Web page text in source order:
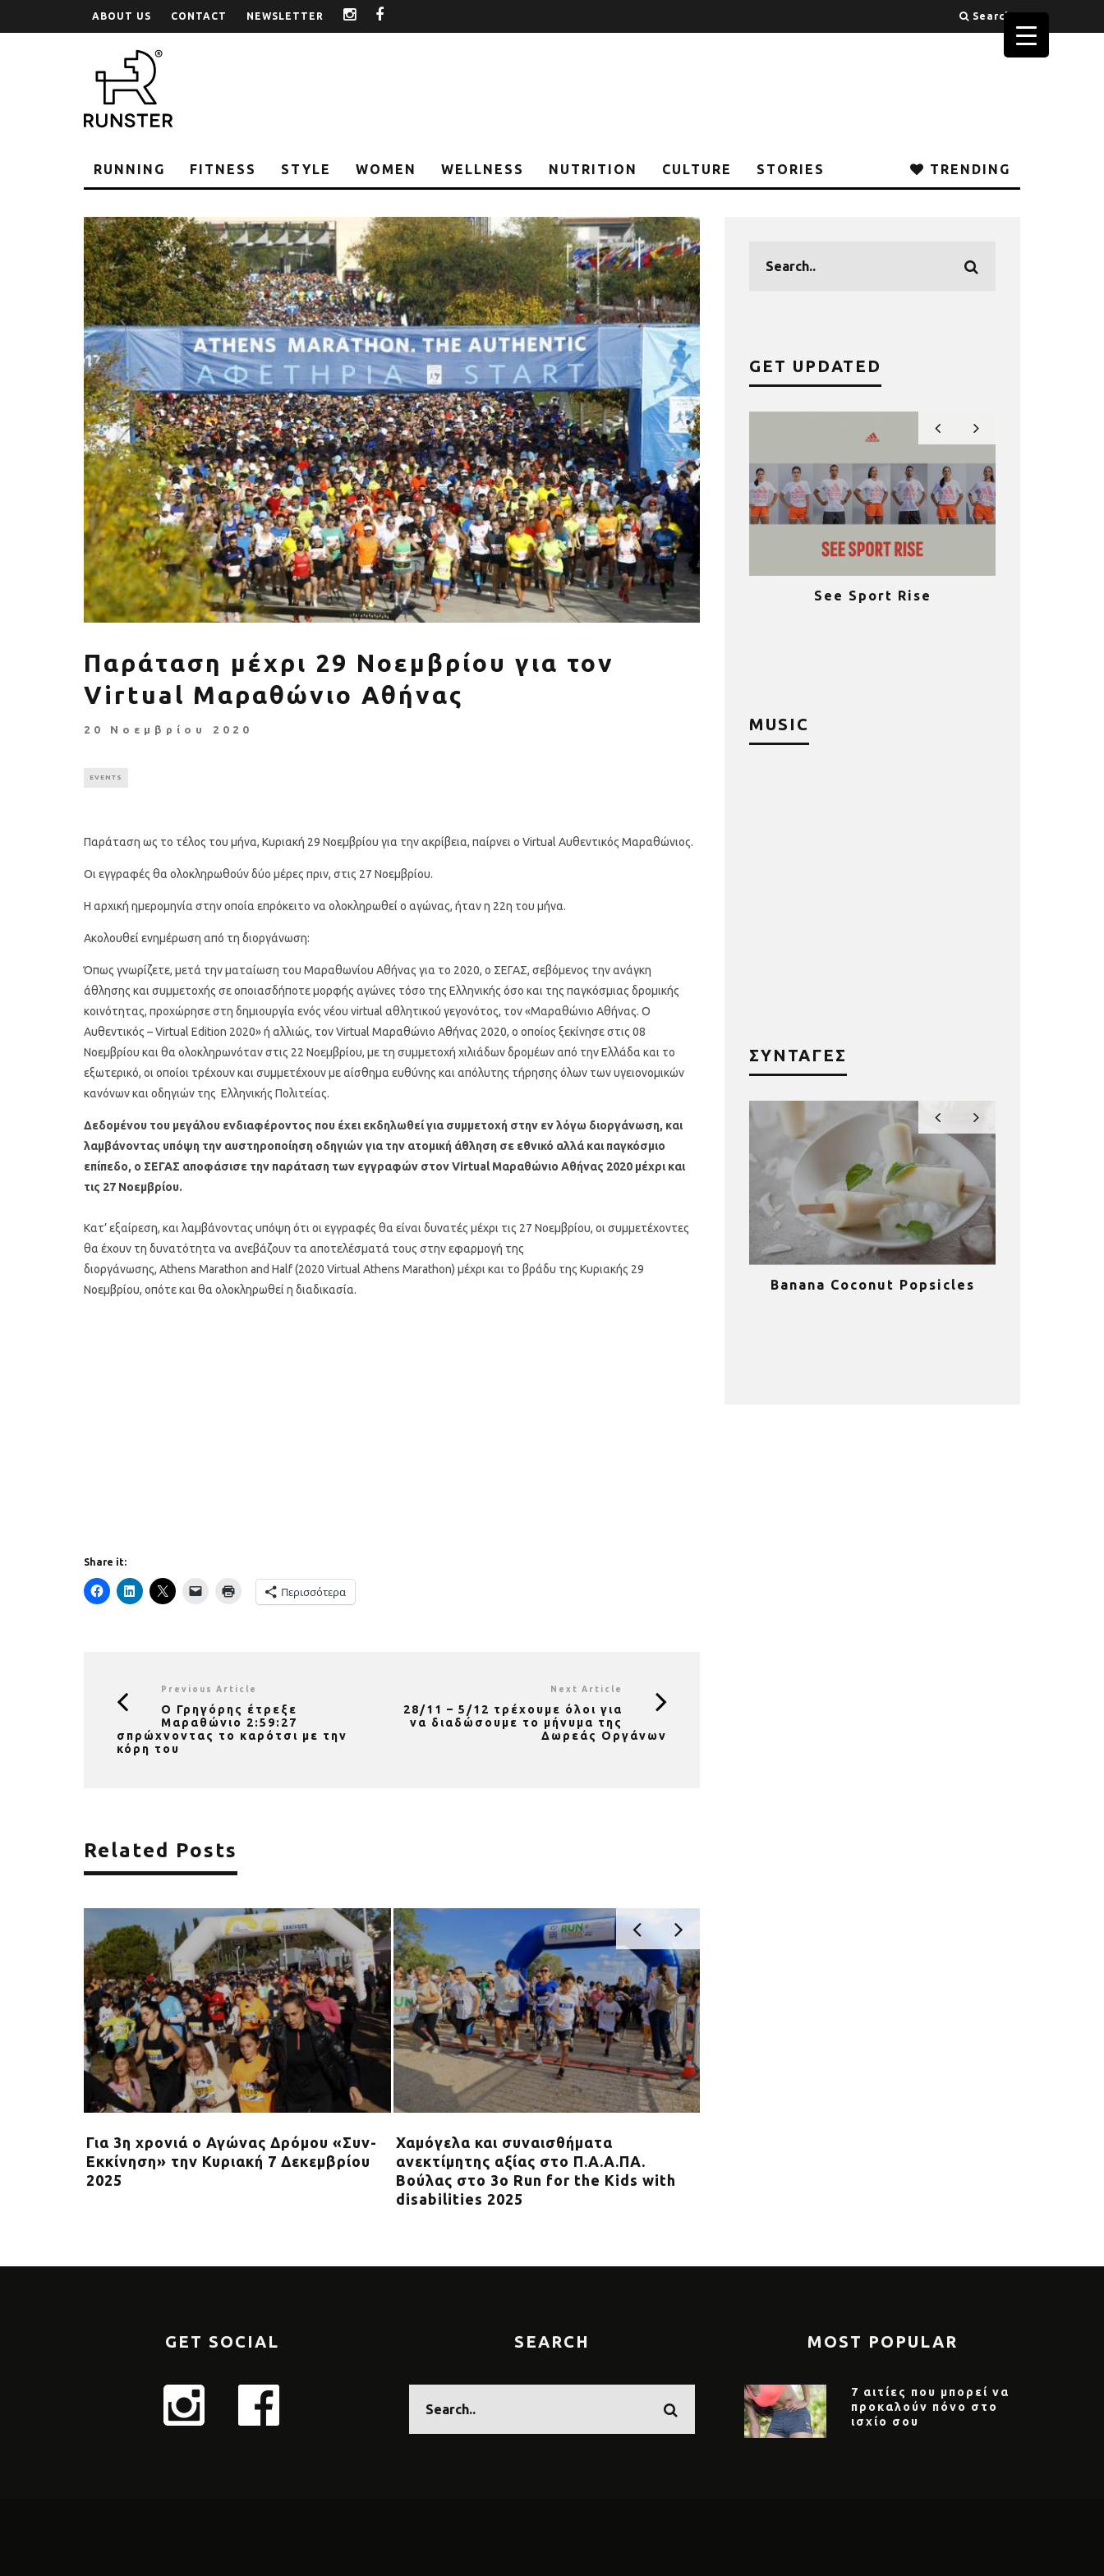
ABOUT US CONTACT NEWSLETTER instagram Search
RUNNING FITNESS STYLE WOMEN WELLNESS NUTRITION CULTURE STORIES TRENDING
Παράταση μέχρι 29 Νοεμβρίου για τον
Virtual Μαραθώνιο Αθήνας
20 Νοεμβρίου 2020
EVENTS
Παράταση ως το τέλος του μήνα, Κυριακή 29 Νοεμβρίου για την ακρίβεια, παίρνει ο Virtual Αυθεντικός Μαραθώνιος.
Οι εγγραφές θα ολοκληρωθούν δύο μέρες πριν, στις 27 Νοεμβρίου.
Η αρχική ημερομηνία στην οποία επρόκειτο να ολοκληρωθεί ο αγώνας, ήταν η 22η του μήνα.
Ακολουθεί ενημέρωση από τη διοργάνωση:
Όπως γνωρίζετε, μετά την ματαίωση του Μαραθωνίου Αθήνας για το 2020, ο ΣΕΓΑΣ, σεβόμενος την ανάγκη
άθλησης και συμμετοχής σε οποιασδήποτε μορφής αγώνες τόσο της Ελληνικής όσο και της παγκόσμιας δρομικής
κοινότητας, προχώρησε στη δημιουργία ενός νέου virtual αθλητικού γεγονότος, τον «Μαραθώνιο Αθήνας. Ο
Αυθεντικός – Virtual Edition 2020» ή αλλιώς, τον Virtual Μαραθώνιο Αθήνας 2020, ο οποίος ξεκίνησε στις 08
Νοεμβρίου και θα ολοκληρωνόταν στις 22 Νοεμβρίου, με τη συμμετοχή χιλιάδων δρομέων από την Ελλάδα και το
εξωτερικό, οι οποίοι τρέχουν και συμμετέχουν με αίσθημα ευθύνης και απόλυτης τήρησης όλων των υγειονομικών
κανόνων και οδηγιών της Ελληνικής Πολιτείας.
Δεδομένου του μεγάλου ενδιαφέροντος που έχει εκδηλωθεί για συμμετοχή στην εν λόγω διοργάνωση, και
λαμβάνοντας υπόψη την αυστηροποίηση οδηγιών για την ατομική άθληση σε εθνικό αλλά και παγκόσμιο
επίπεδο, ο ΣΕΓΑΣ αποφάσισε την παράταση των εγγραφών στον Virtual Μαραθώνιο Αθήνας 2020 μέχρι και
τις 27 Νοεμβρίου.
Κατ’ εξαίρεση, και λαμβάνοντας υπόψη ότι οι εγγραφές θα είναι δυνατές μέχρι τις 27 Νοεμβρίου, οι συμμετέχοντες
θα έχουν τη δυνατότητα να ανεβάζουν τα αποτελέσματά τους στην εφαρμογή της
διοργάνωσης, Athens Marathon and Half (2020 Virtual Athens Marathon) μέχρι και το βράδυ της Κυριακής 29
Νοεμβρίου, οπότε και θα ολοκληρωθεί η διαδικασία.
Share it:
Περισσότερα
Previous Article
Ο Γρηγόρης έτρεξε
Μαραθώνιο 2:59:27
σπρώχνοντας το καρότσι με την
κόρη του
Next Article
28/11 – 5/12 τρέχουμε όλοι για
να διαδώσουμε το μήνυμα της
Δωρεάς Οργάνων
Related Posts
Για 3η χρονιά o Αγώνας Δρόμου «Συν-
Εκκίνηση» την Κυριακή 7 Δεκεμβρίου
2025
Χαμόγελα και συναισθήματα
ανεκτίμητης αξίας στο Π.Α.Α.ΠΑ.
Βούλας στο 3ο Run for the Kids with
disabilities 2025
GET UPDATED
Πέθανε ο «πατέρας του
αιώνα», Dick Hoyt που έτρεχε
με τον ανάπηρο γιο του
Αύξηση ζήτησης σε όργανα
γυμναστικής για το σπίτι (+τι
να προσέξεις)
Τρέχουμε όλοι για όλους: Η
Stoiximan Wheels Of Change
στέλνει ένα ηχηρό μήνυμα για
χρονιά στον 13o
Ημιμαραθώνιο της Αθήνας
See Sport Rise
MUSIC
ΣΥΝΤΑΓΕΣ
Υγιεινό κέικ λεμονιού με
παπαρουνόσπορο και μύρτιλα
Οι 4 πιο λαχταριστές βελουτέ
σούπες για τον χειμώνα
Banana Coconut Popsicles
GET SOCIAL SEARCH MOST POPULAR
7 αιτίες που μπορεί να
προκαλούν πόνο στο
ισχίο σου